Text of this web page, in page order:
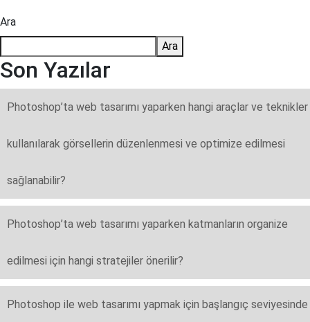
Ara
Ara
Son Yazılar
Photoshop’ta web tasarımı yaparken hangi araçlar ve teknikler
kullanılarak görsellerin düzenlenmesi ve optimize edilmesi
sağlanabilir?
Photoshop’ta web tasarımı yaparken katmanların organize
edilmesi için hangi stratejiler önerilir?
Photoshop ile web tasarımı yapmak için başlangıç seviyesinde